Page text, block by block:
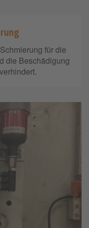
für die
die Beschädigung